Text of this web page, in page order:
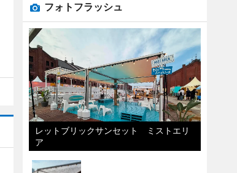
フォトフラッシュ
レットブリックサンセット ミストエリ
ア